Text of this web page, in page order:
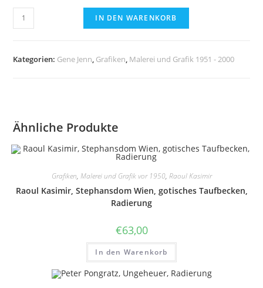
Gene
Jenn,
Radierung
IN DEN WARENKORB
Kategorien: Gene Jenn Grafiken Malerei und Grafik 1951 - 2000
Ähnliche Produkte
Grafiken, Malerei und Grafik vor 1950, Raoul Kasimir
Raoul Kasimir, Stephansdom Wien, gotisches Taufbecken,
Radierung
€63,00
In den Warenkorb